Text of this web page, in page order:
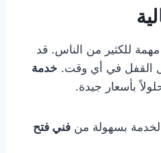
للكثير من الناس. قد
القفل في أي وقت. خدمة
بأسعار جيدة.
بسهولة من فني فتح